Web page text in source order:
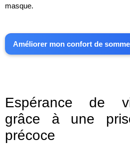
masque.
Améliorer mon confort de
Espérance de
grâce à une
précoce